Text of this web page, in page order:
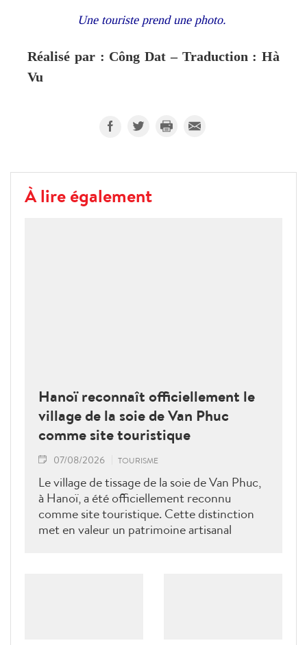
Une touriste prend une photo.
Réalisé par : Công Dat – Traduction : Hà
Vu
À lire également
Hanoï reconnaît officiellement le
village de la soie de Van Phuc
comme site touristique
07/08/2026 TOURISME
Le village de tissage de la soie de Van Phuc,
à Hanoï, a été officiellement reconnu
comme site touristique. Cette distinction
met en valeur un patrimoine artisanal